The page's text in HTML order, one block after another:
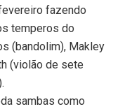
fazendo
temperos do
(bandolim), Makley
(violão de sete
sambas como